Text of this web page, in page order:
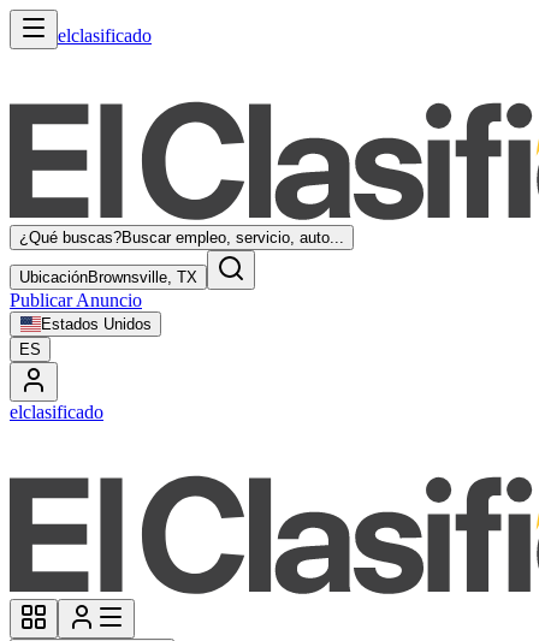
elclasificado
¿Qué buscas?Buscar empleo, servicio, auto...
UbicaciónBrownsville, TX
Publicar Anuncio
Estados Unidos
ES
elclasificado